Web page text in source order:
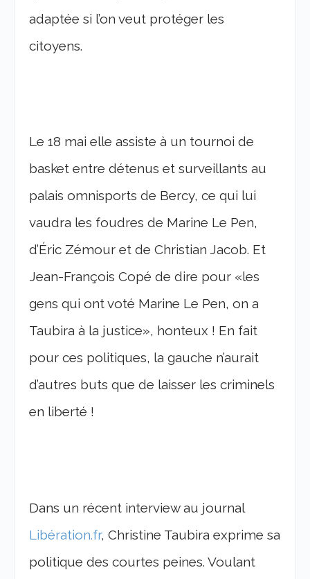
adaptée si l’on veut protéger les
citoyens.
Le 18 mai elle assiste à un tournoi de
basket entre détenus et surveillants au
palais omnisports de Bercy, ce qui lui
vaudra les foudres de Marine Le Pen,
d’Éric Zémour et de Christian Jacob. Et
Jean-François Copé de dire pour «les
gens qui ont voté Marine Le Pen, on a
Taubira à la justice», honteux ! En fait
pour ces politiques, la gauche n’aurait
d’autres buts que de laisser les criminels
en liberté !
Dans un récent interview au journal
Libération.fr, Christine Taubira exprime sa
politique des courtes peines. Voulant